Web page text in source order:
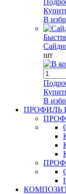
В
шт
В
ПРОФИЛЬ